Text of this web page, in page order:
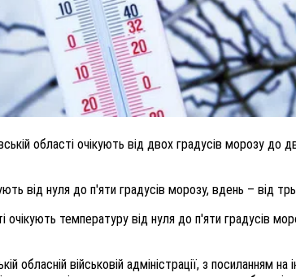
області очікують від двох градусів морозу до
від нуля до п'яти градусів морозу, вдень – від
очікують температуру від нуля до п'яти градусів
обласній військовій адміністрації, з посиланням
РОЗШУКУЄ 62-РІЧНУ
ПОМЕР
25 листопада